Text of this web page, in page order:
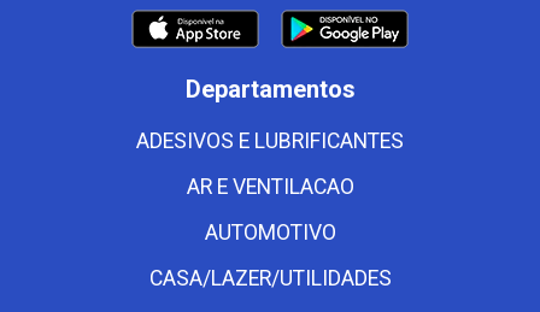
Departamentos
ADESIVOS E LUBRIFICANTES
AR E VENTILACAO
AUTOMOTIVO
CASA/LAZER/UTILIDADES